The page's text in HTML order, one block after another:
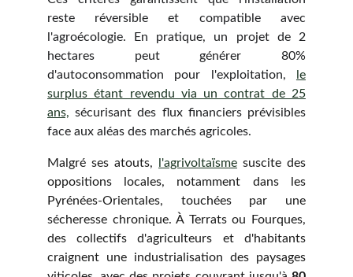
reste réversible et compatible avec
l'agroécologie. En pratique, un projet de 2
hectares peut générer 80%
d'autoconsommation pour l'exploitation,
le
surplus étant revendu via un contrat de 25
ans, sécurisant des flux financiers prévisibles
face aux aléas des marchés agricoles.
Malgré ses atouts, l'agrivoltaïsmesuscite des
oppositions locales, notamment dans les
Pyrénées-Orientales, touchées par une
sécheresse chronique. À Terrats ou Fourques,
des collectifs d'agriculteurs et d'habitants
craignent une industrialisation des paysages